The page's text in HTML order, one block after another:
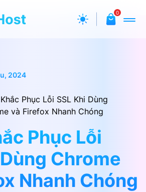
0
2024
Phục Lỗi SSL Khi Dùng
và Firefox Nhanh Chóng
Phục Lỗi
Chrome
Nhanh Chóng